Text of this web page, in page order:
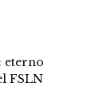
eterno
FSLN